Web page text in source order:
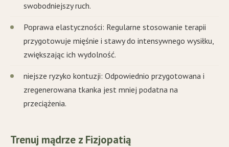
swobodniejszy ruch.
Poprawa elastyczności: Regularne stosowanie terapii
przygotowuje mięśnie i stawy do intensywnego wysiłku,
zwiększając ich wydolność.
niejsze ryzyko kontuzji: Odpowiednio przygotowana i
zregenerowana tkanka jest mniej podatna na
przeciążenia.
Trenuj mądrze z Fizjopatią